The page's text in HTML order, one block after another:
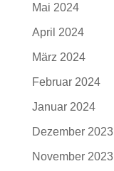
Mai 2024
April 2024
März 2024
Februar 2024
Januar 2024
Dezember 2023
November 2023